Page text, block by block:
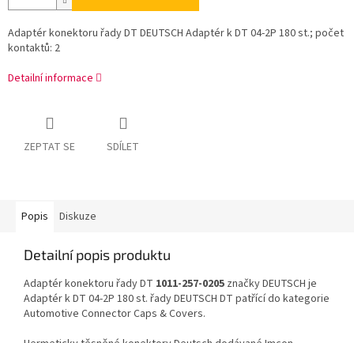
Adaptér konektoru řady DT DEUTSCH Adaptér k DT 04-2P 180 st.; počet
kontaktů: 2
Detailní informace
ZEPTAT SE SDÍLET
Popis Diskuze
Detailní popis produktu
Adaptér konektoru řady DT 1011-257-0205 značky DEUTSCH je
Adaptér k DT 04-2P 180 st. řady DEUTSCH DT patřící do kategorie
Automotive Connector Caps & Covers.